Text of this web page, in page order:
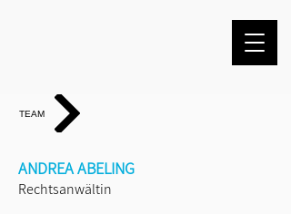
TEAM
ANDREA ABELING
Rechtsanwältin